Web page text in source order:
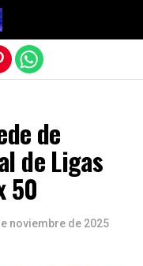
de
de Ligas
50
noviembre de 2025